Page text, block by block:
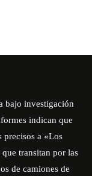
bajo investigación
indican que
precisos a «Los
transitan por las
de camiones de